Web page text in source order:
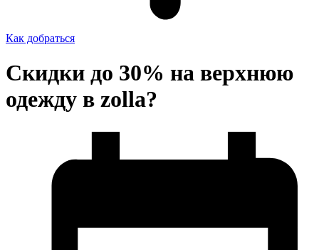
Как добраться
Скидки до 30% на верхнюю
одежду в zolla?